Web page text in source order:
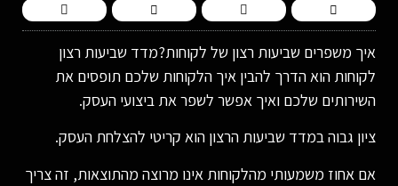
איך משפרים שביעות רצון של לקוחות?מדד שביעות רצון
לקוחות הוא הדרך להבין איך הלקוחות שלכם תופסים את
השירותים שלכם ואיך אפשר לשפר את ביצועי העסק.
ציון גבוה במדד שביעות הרצון הוא קריטי להצלחת העסק.
אם אחוז משמעותי מהלקוחות אינו מרוצה מהתוצאות, זה צריך